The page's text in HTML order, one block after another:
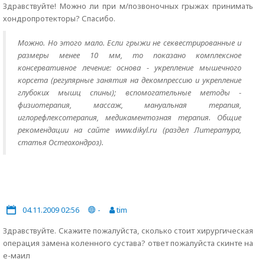
Здравствуйте! Можно ли при м/позвоночных грыжах принимать
хондропротекторы? Спасибо.
Можно. Но этого мало. Если грыжи не секвестрированные и
размеры менее 10 мм, то показано комплексное
консервативное лечение: основа - укрепление мышечного
корсета (регулярные занятия на декомпрессию и укрепление
глубоких мышц спины); вспомогательные методы -
физиотерапия, массаж, мануальная терапия,
иглорефлексотерапия, медикаментозная терапия. Общие
рекомендации на сайте www.dikyl.ru (раздел Литература,
статья Остеохондроз).
04.11.2009 02:56 -
tim
Здравствуйте. Скажите пожалуйста, сколько стоит хирургическая
операция замена коленного сустава? ответ пожалуйста скинте на
е-маил